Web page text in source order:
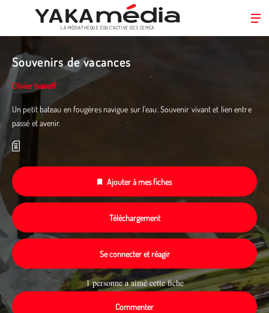
contenu
principal
LA MÉDIATHÈQUE ÉDUC’ACTIVE DES CEMÉA
Souvenirs de vacances
Olivier Ivanoff
Un petit bateau en fougères navigue sur l’eau. Souvenir vivant et lien entre
passé et avenir.
Ajouter à mes fiches
Téléchargement
Se connecter et réagir
1 personne a aimé cette fiche
Commenter